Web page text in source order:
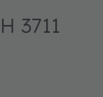
3711